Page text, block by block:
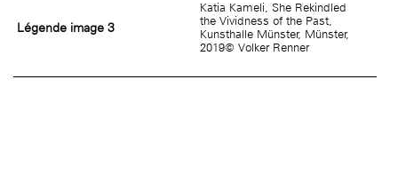
Légende image 3
Katia Kameli, She Rekindled
the Vividness of the Past,
Kunsthalle Münster, Münster,
2019© Volker Renner